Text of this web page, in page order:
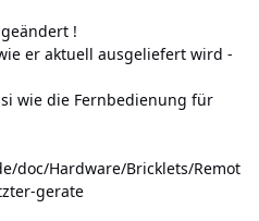
!
er aktuell ausgeliefert wird -
wie die Fernbedienung für
doc/Hardware/Bricklets/Remot
gerate